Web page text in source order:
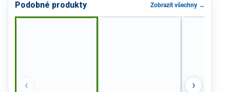
Podobné produkty Zobrazit všechny →
‹ ›